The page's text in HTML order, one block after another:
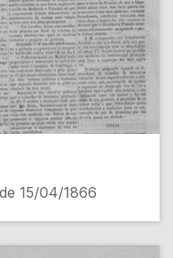
15/04/1866